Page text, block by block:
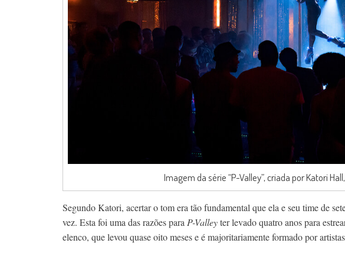
Imagem da série “P-Valley”, criada por Katori
Segundo Katori, acertar o tom era tão fundamental que ela e seu time de
vez. Esta foi uma das razões paraP-Valleyter levado quatro anos para
elenco, que levou quase oito meses e é majoritariamente formado por